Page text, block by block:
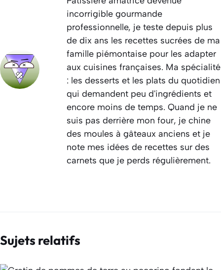
incorrigible gourmande
professionnelle, je teste depuis plus
de dix ans les recettes sucrées de ma
famille piémontaise pour les adapter
aux cuisines françaises. Ma spécialité
: les desserts et les plats du quotidien
qui demandent peu d'ingrédients et
encore moins de temps. Quand je ne
suis pas derrière mon four, je chine
des moules à gâteaux anciens et je
note mes idées de recettes sur des
carnets que je perds régulièrement.
Sujets relatifs